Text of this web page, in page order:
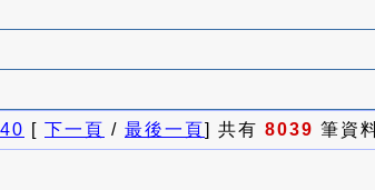
[ 下一頁 / 最後一頁] 共有 8039 筆資